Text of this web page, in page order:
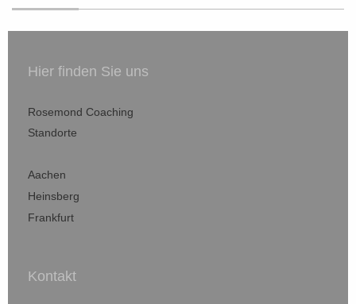
Hier finden Sie uns
Rosemond Coaching
Standorte
Aachen
Heinsberg
Frankfurt
Kontakt